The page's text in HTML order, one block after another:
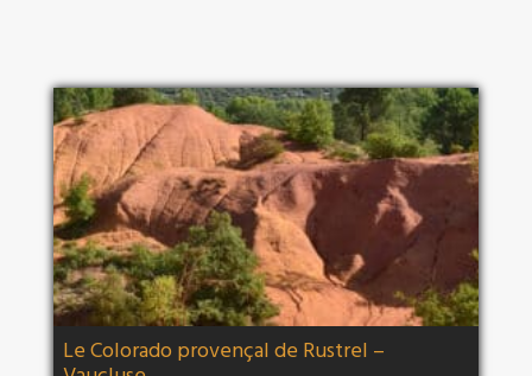
Le Colorado provençal de Rustrel –